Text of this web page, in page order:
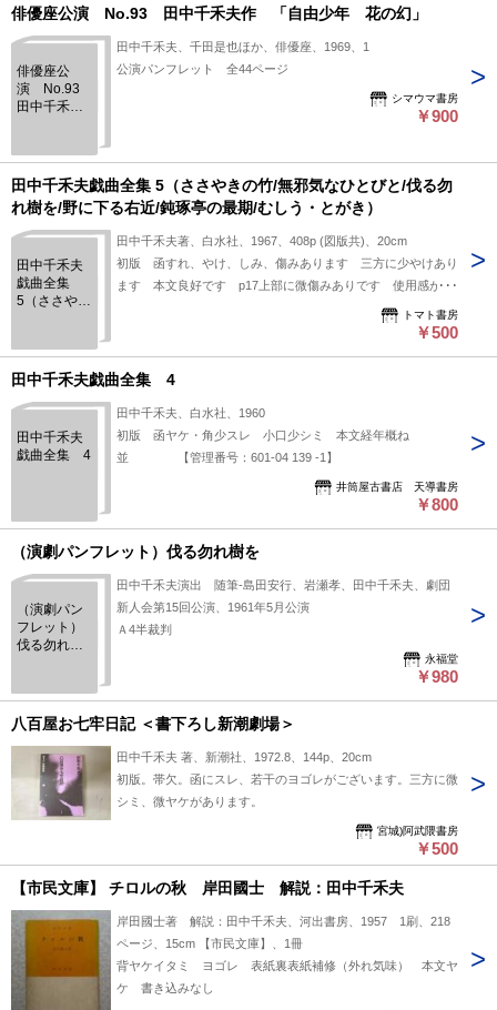
俳優座公演 No.93 田中千禾夫作 「自由少年 花の幻」
俳優座公
演 No.93
田中千禾夫
幻」
田中千禾夫、千田是也ほか、俳優座、1969、1
公演パンフレット 全44ページ
シマウマ書房
￥900
田中千禾夫戯曲全集 5（ささやきの竹/無邪気なひとびと/伐る勿
れ樹を/野に下る右近/鈍琢亭の最期/むしう・とがき）
田中千禾夫
戯曲全集
5（ささやき
伐る勿れ樹
を/野に下る
右近/鈍琢亭
の最期/むし
き）
田中千禾夫著、白水社、1967、408p (図版共)、20cm
初版 函すれ、やけ、しみ、傷みあります 三方に少やけあり
ます 本文良好です p17上部に微傷みありです 使用感があ
トマト書房
￥500
田中千禾夫戯曲全集 4
田中千禾夫
戯曲全集 4
田中千禾夫、白水社、1960
初版 函ヤケ・角少スレ 小口少シミ 本文経年概ね
並 【管理番号：601-04 139 -1】
井筒屋古書店 天導書房
￥800
（演劇パンフレット）伐る勿れ樹を
（演劇パン
フレット）
伐る勿れ樹
田中千禾夫演出 随筆-島田安行、岩瀬孝、田中千禾夫、劇団
新人会第15回公演、1961年5月公演
Ａ4半裁判
永福堂
￥980
八百屋お七牢日記 ＜書下ろし新潮劇場＞
田中千禾夫 著、新潮社、1972.8、144p、20cm
初版。帯欠。函にスレ、若干のヨゴレがございます。三方に微
シミ、微ヤケがあります。
宮城)阿武隈書房
￥500
【市民文庫】 チロルの秋 岸田國士 解説：田中千禾夫
岸田國士著 解説：田中千禾夫、河出書房、1957 1刷、218
ページ、15cm 【市民文庫】、1冊
背ヤケイタミ ヨゴレ 表紙裏表紙補修（外れ気味） 本文ヤ
ケ 書き込みなし